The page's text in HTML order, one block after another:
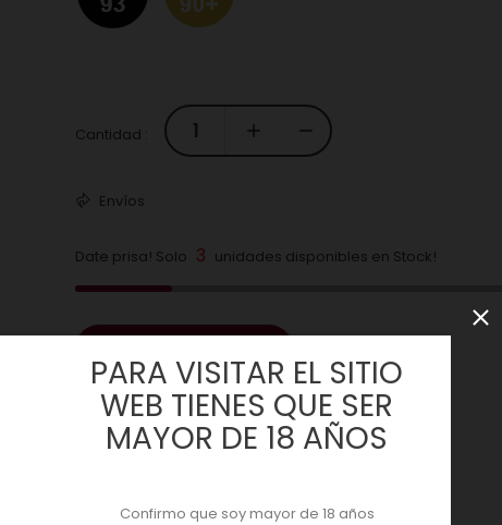
Cantidad :
Envíos
Date prisa! Solo 3 unidades disponibles en Stock!
COMPRAR
PARA VISITAR EL SITIO
WEB TIENES QUE SER
MAYOR DE 18 AÑOS
Confirmo que soy mayor de 18 años